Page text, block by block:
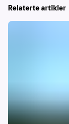
Relaterte artikler